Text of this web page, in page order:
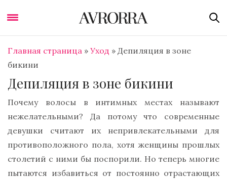
Главная страница » Уход » Депиляция в зоне
бикини
Депиляция в зоне бикини
Почему волосы в интимных местах называют
нежелательными? Да потому что современные
девушки считают их непривлекательными для
противоположного пола, хотя женщины прошлых
столетий с ними бы поспорили. Но теперь многие
пытаются избавиться от постоянно отрастающих